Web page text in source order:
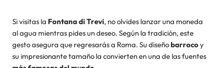
Si visitas la Fontana di Trevi, no olvides lanzar una moneda
al agua mientras pides un deseo. Según la tradición, este
gesto asegura que regresarás a Roma. Su diseñobarrocoy
su impresionante tamaño la convierten en una de las fuentes